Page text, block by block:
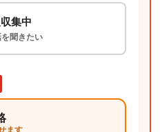
集中
聞きたい
ます